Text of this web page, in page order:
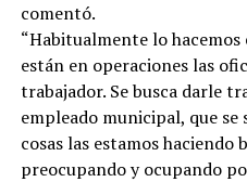
comentó.
“Habitualmente lo
están en operaciones las
trabajador. Se busca darle
empleado municipal, que
cosas las estamos haciendo
preocupando y ocupando